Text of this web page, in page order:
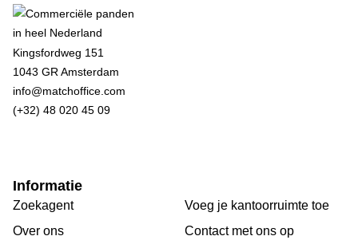
Kingsfordweg 151
1043 GR Amsterdam
info@matchoffice.com
(+32) 48 020 45 09
Informatie
Zoekagent
Over ons
Voeg je kantoorruimte toe
Сontact met ons op